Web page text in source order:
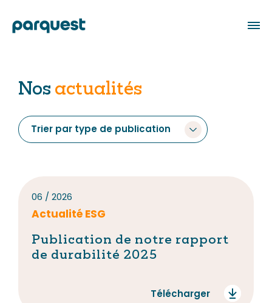
À propos
Notre équipe
Nos engagements
Investissement responsable
Philanthropie
Nos actualités
Nos actualités
Trier par type de publication
06 / 2026
Actualité ESG
Publication de notre rapport
de durabilité 2025
Télécharger